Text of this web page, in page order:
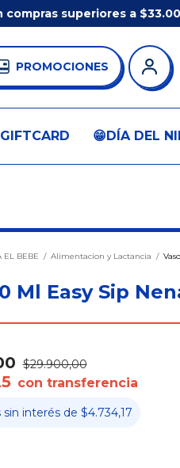
superiores a $33.000 en
PROMOCIONES
😁DÍA DEL
EL BEBE / Alimentacion y Lactancia /
Ml Easy Sip
$29.900,00
con transferencia
sin interés de $4.734,17